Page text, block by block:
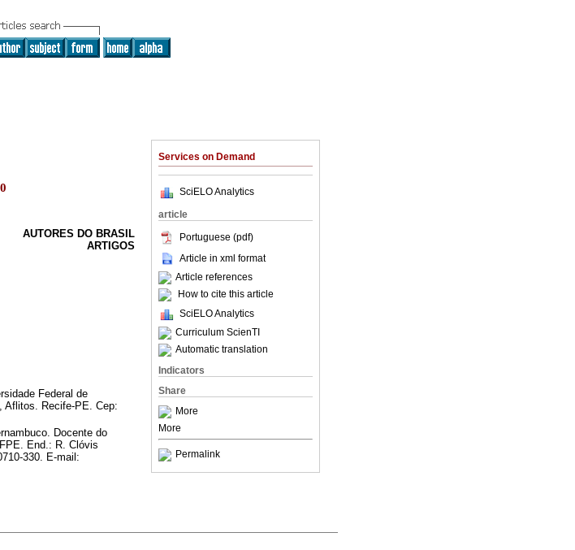
Services on Demand
SciELO Analytics
article
Portuguese (pdf)
Article in xml format
Article references
How to cite this article
SciELO Analytics
Curriculum ScienTI
Automatic translation
Indicators
Share
More
More
Permalink
AUTORES DO BRASIL
ARTIGOS
Federal de
Aflitos. Recife-PE. Cep:
Docente do
End.: R. Clóvis
330. E-mail: